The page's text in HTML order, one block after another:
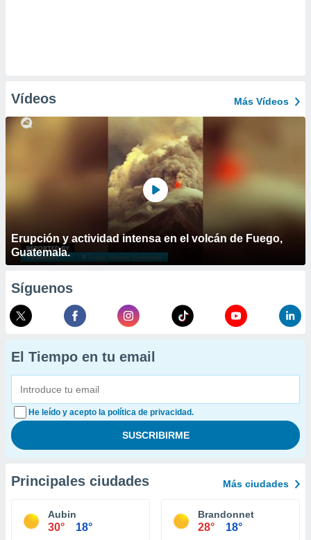
Vídeos Más Vídeos
Erupción y actividad intensa en el volcán de Fuego,
Guatemala.
Síguenos
El Tiempo en tu email
He leído y acepto la política de privacidad.
Principales ciudades Más ciudades
Aubin
30° 18°
Brandonnet
28° 18°